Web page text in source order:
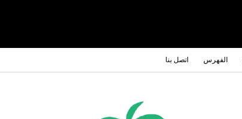
الفهرس اتصل بنا